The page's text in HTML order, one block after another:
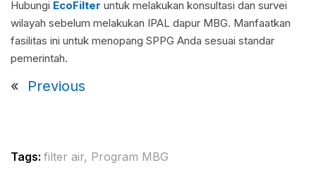
Hubungi EcoFilter untuk melakukan konsultasi dan survei
wilayah sebelum melakukan IPAL dapur MBG. Manfaatkan
fasilitas ini untuk menopang SPPG Anda sesuai standar
pemerintah.
« Previous
Tags: filter air, Program MBG